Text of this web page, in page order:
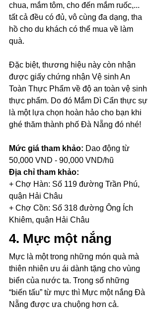
chua, mắm tôm, cho đến mắm ruốc,...
tất cả đều có đủ, vô cùng đa dạng, tha
hồ cho du khách có thể mua về làm
quà.
Đặc biệt, thương hiệu này còn nhận
được giấy chứng nhận Vệ sinh An
Toàn Thực Phẩm về độ an toàn vệ sinh
thực phẩm. Do đó Mắm Dì Cẩn thực sự
là một lựa chọn hoàn hảo cho bạn khi
ghé thăm thành phố Đà Nẵng đó nhé!
Mức giá tham khảo: Dao động từ
50,000 VND - 90,000 VND/hũ
Địa chỉ tham khảo:
+ Chợ Hàn: Số 119 đường Trần Phú,
quận Hải Châu
+ Chợ Cồn: Số 318 đường Ông Ích
Khiêm, quận Hải Châu
4. Mực một nắng
Mực là một trong những món quà mà
thiên nhiên ưu ái dành tặng cho vùng
biển của nước ta. Trong số những
“biến tấu” từ mực thì Mực một nắng Đà
Nẵng được ưa chuộng hơn cả.